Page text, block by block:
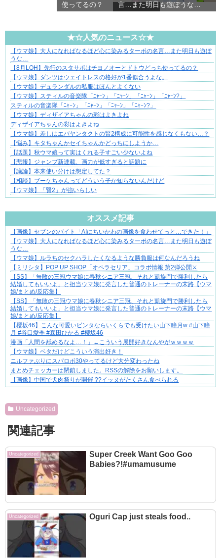
使ってるの？
言…また明日も遊ぼうな…
★☆人気のニュース☆★
ぜんぶ私が中心、そう思われたくないのに
【ウマ娘】大人になればなるほど心に染みるターボの名言…また明日も遊ぼ
うな…
【8月LOH】先行のスタサポはチヨノオーとドトウどっち使ってるの？
【ウマ娘】ダンツはウェイトレスの格好が1番似合うよな。
【ウマ娘】デュランダルの私服はほんとよくない
【ウマ娘】スティルの音楽隊「ﾆｬｰﾝ」「ﾆｬｰﾝ」「ﾆｬｰﾝ」「ﾆｬｰﾝ?」
スティルの音楽隊「ﾆｬｰﾝ」「ﾆｬｰﾝ」「ﾆｬｰﾝ」「ﾆｬｰﾝ?」
【ウマ娘】ディザイアちゃんの彩はよきよね
ディザイアちゃんの彩はよきよね
【ウマ娘】差しはエバヤンタクトの賢2構成に可能性を感じなくもない…？
【悩み】キタちゃんかセイちゃんかどっちにしようか…
【話題】秋ウマ娘って実はくれる子すごい少ないよね
【悲報】ジャンプ新連載、画力が低すぎると話題に
【議論】本来使い分けは想定してた？
【相談】ブーケちゃんってどういう子か知らないんだけど
【ウマ娘】「賢2」が強いらしい
オススメ記事
悩んでいるのは私だけ？夫との距離
【画像】セブンのバイト「AIにちいかわの画像を食わせてっと…できた！」
【ウマ娘】大人になればなるほど心に染みるターボの名言…また明日も遊ぼ
うな…
【ウマ娘】ルラちのセクハラしたくなるような勝負服は何なんだろうね
【ミリシタ】POP UP SHOP「オペラセリア」コラボ情報 第2弾公開⚔
【SS】「無敗の三冠ウマ娘に春秋シニア三冠、それと凱旋門で勝利したら
結婚してもいいよ」と担当ウマ娘に発言した普通のトレーナーの末路【ウマ
娘/まとめ/反応集】
【SS】「無敗の三冠ウマ娘に春秋シニア三冠、それと凱旋門で勝利したら
結婚してもいいよ」と担当ウマ娘に発言した普通のトレーナーの末路【ウマ
娘/まとめ/反応集】
​【櫻坂46】こんな可愛いビンタならいくらでも受けたい山下瞳月w #山下瞳
月 #谷口愛季 #森田ひかる #櫻坂46
漫画「人間を舐めるなよ…！」←こういう展開好きなんやがｗｗｗｗ
【ウマ娘】ベタだけどこういう演出好き！
ニルファぶりにスパロボ30やってるけど大分変わったね
まとめチェッカーは閉鎖しました。RSSの解除をお願いします。
【画像】中国で犬肉祭りが開催 ??イッヌがたくさん食べられる
Uncategorized
関連記事
Uncategorized
Super Creek Want Goo Goo
Babies?!#umamusume
Uncategorized Oguri Cap just steals food..